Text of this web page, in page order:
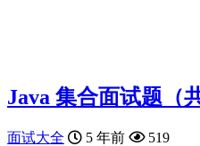
Java 集合面试题（
面试大全 5 年前 519